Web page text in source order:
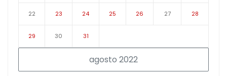
agosto 2022
22 23 24 25 26 27 28
29 30 31